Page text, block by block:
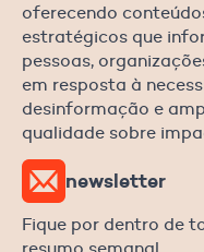
oferecendo
estratégicos que
pessoas,
em resposta à
desinformação e
qualidade sobre
newsletter
Fique por dentro de
resumo semanal.